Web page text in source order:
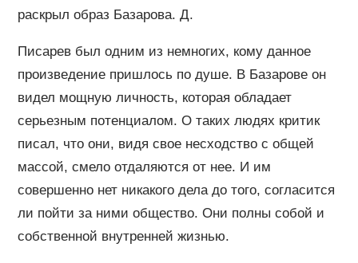
раскрыл образ Базарова. Д.
Писарев был одним из немногих, кому данное
произведение пришлось по душе. В Базарове он
видел мощную личность, которая обладает
серьезным потенциалом. О таких людях критик
писал, что они, видя свое несходство с общей
массой, смело отдаляются от нее. И им
совершенно нет никакого дела до того, согласится
ли пойти за ними общество. Они полны собой и
собственной внутренней жизнью.